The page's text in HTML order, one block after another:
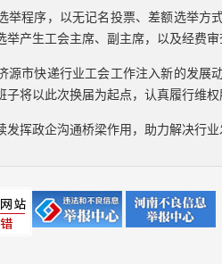
举程序，以无记名投票、差额选举
举产生工会主席、副主席，以及经费
源市快递行业工会工作注入新的发
子将以此次换届为起点，认真履行维
发挥政企沟通桥梁作用，助力解决行